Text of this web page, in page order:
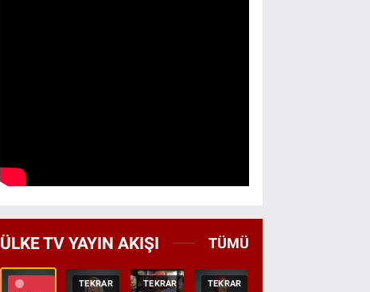
ÜLKE TV YAYIN AKIŞI TÜMÜ
TEKRAR TEKRAR TEKRAR